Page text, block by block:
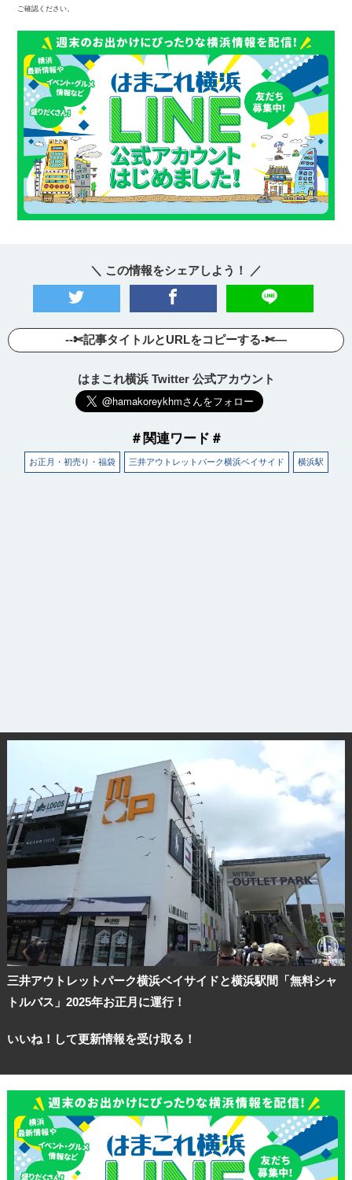
ご確認ください。
＼ この情報をシェアしよう！ ／
--✄記事タイトルとURLをコピーする-✄—
はまこれ横浜 Twitter 公式アカウント
＃関連ワード＃
お正月・初売り・福袋 三井アウトレットパーク横浜ベイサイド 横浜駅
三井アウトレットパーク横浜ベイサイドと横浜駅間「無料シャ
トルバス」2025年お正月に運行！
いいね！して更新情報を受け取る！